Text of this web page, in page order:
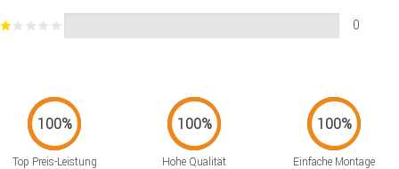
0
Top Preis-Leistung Hohe Qualität Einfache Montage